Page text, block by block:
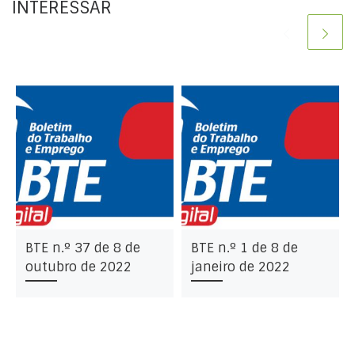
INTERESSAR
BTE n.º 37 de 8 de
outubro de 2022
BTE n.º 1 de 8 de
janeiro de 2022